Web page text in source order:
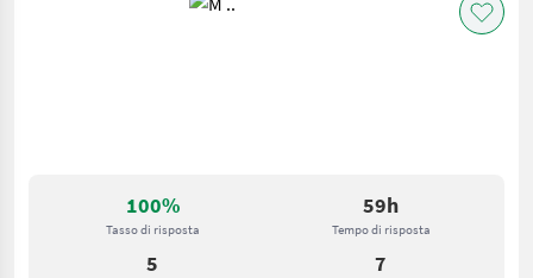
100%
Tasso di risposta
59h
Tempo di risposta
5 7